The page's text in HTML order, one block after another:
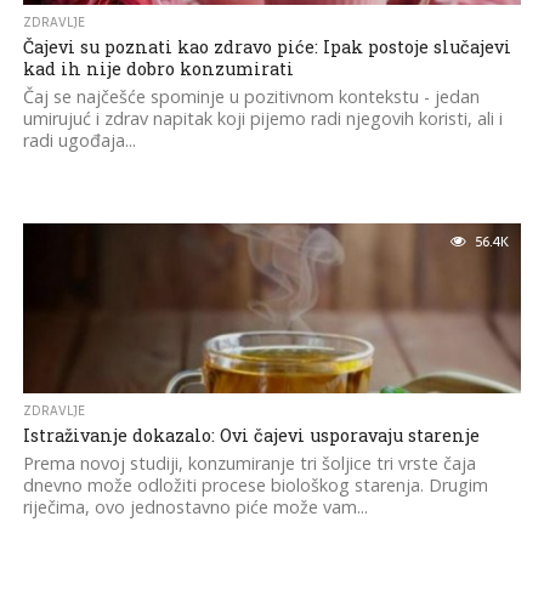
ZDRAVLJE
Čajevi su poznati kao zdravo piće: Ipak postoje slučajevi
kad ih nije dobro konzumirati
Čaj se najčešće spominje u pozitivnom kontekstu - jedan
umirujuć i zdrav napitak koji pijemo radi njegovih koristi, ali i
radi ugođaja...
56.4K
ZDRAVLJE
Istraživanje dokazalo: Ovi čajevi usporavaju starenje
Prema novoj studiji, konzumiranje tri šoljice tri vrste čaja
dnevno može odložiti procese biološkog starenja. Drugim
riječima, ovo jednostavno piće može vam...